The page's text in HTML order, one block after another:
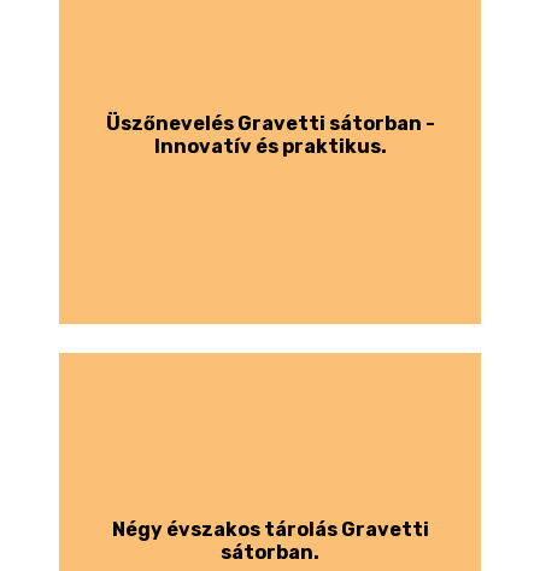
Üszőnevelés Gravetti sátorban -
Innovatív és praktikus.
Négy évszakos tárolás Gravetti
sátorban.